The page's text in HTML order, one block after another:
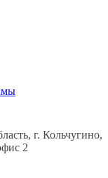
г. Кольчугино,
2